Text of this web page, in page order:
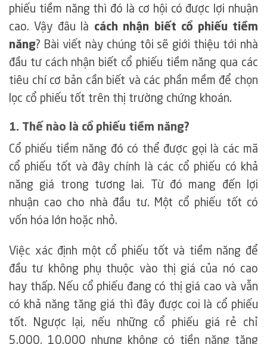
phiếu tiềm năng thì đó là cơ hội có được lợi nhuận
cao. Vậy đâu là cách nhận biết cổ phiếu tiềm
năng? Bài viết này chúng tôi sẽ giới thiệu tới nhà
đầu tư cách nhận biết cổ phiếu tiềm năng qua các
tiêu chí cơ bản cần biết và các phần mềm để chọn
lọc cổ phiếu tốt trên thị trường chứng khoán.
1. Thế nào là cổ phiếu tiềm năng?
Cổ phiếu tiềm năng đó có thể được gọi là các mã
cổ phiếu tốt và đây chính là các cổ phiếu có khả
năng giá trong tương lai. Từ đó mang đến lợi
nhuận cao cho nhà đầu tư. Một cổ phiếu tốt có
vốn hóa lớn hoặc nhỏ.
Việc xác định một cổ phiếu tốt và tiềm năng để
đầu tư không phụ thuộc vào thị giá của nó cao
hay thấp. Nếu cổ phiếu đang có thị giá cao và vẫn
có khả năng tăng giá thì đây được coi là cổ phiếu
tốt. Ngược lại, nếu những cổ phiếu giá rẻ chỉ
5.000, 10.000 nhưng không có tiền năng tăng